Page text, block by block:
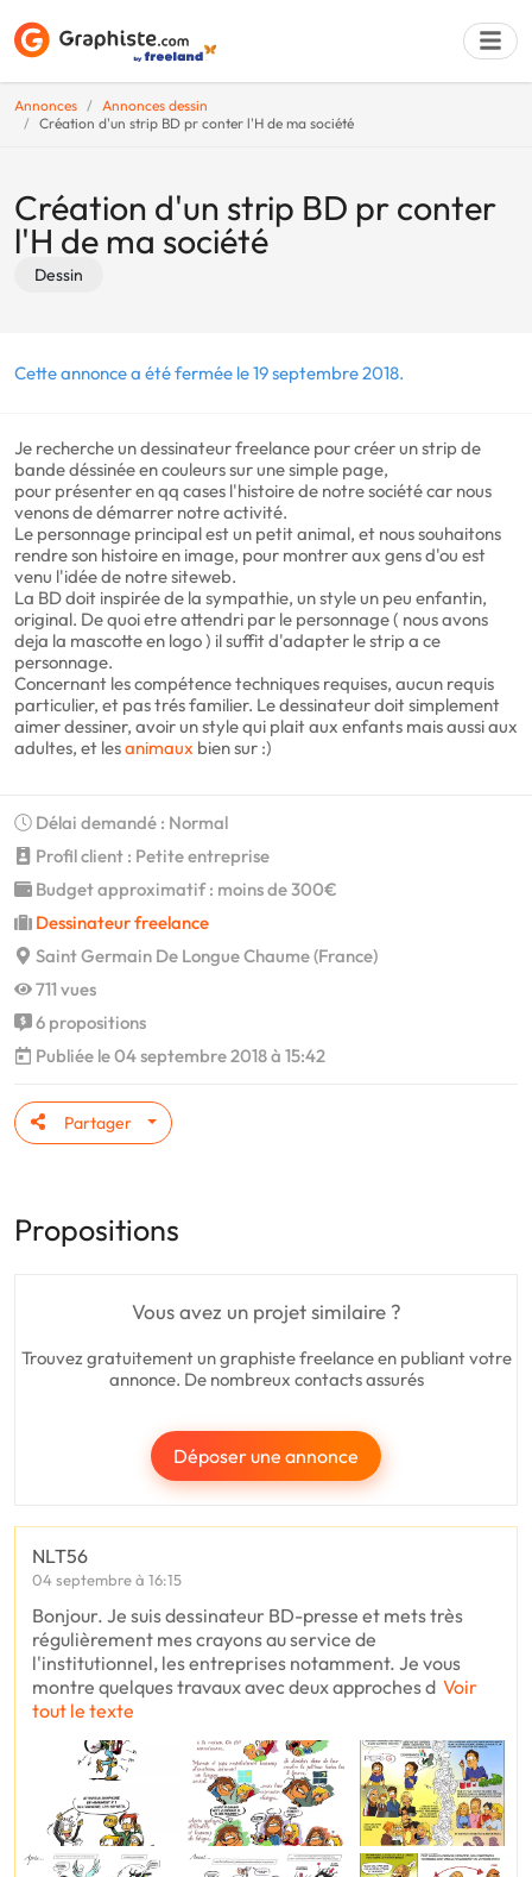
Annonces
Annonces dessin
Création d'un strip BD pr conter l'H de ma société
Création d'un strip BD pr conter
l'H de ma société
Dessin
Cette annonce a été fermée le 19 septembre 2018.
Je recherche un dessinateur freelance pour créer un strip de
bande déssinée en couleurs sur une simple page,
pour présenter en qq cases l'histoire de notre société car nous
venons de démarrer notre activité.
Le personnage principal est un petit animal, et nous souhaitons
rendre son histoire en image, pour montrer aux gens d'ou est
venu l'idée de notre siteweb.
La BD doit inspirée de la sympathie, un style un peu enfantin,
original. De quoi etre attendri par le personnage ( nous avons
deja la mascotte en logo ) il suffit d'adapter le strip a ce
personnage.
Concernant les compétence techniques requises, aucun requis
particulier, et pas trés familier. Le dessinateur doit simplement
aimer dessiner, avoir un style qui plait aux enfants mais aussi aux
adultes, et lesanimaux bien sur :)
Délai demandé : Normal
Profil client : Petite entreprise
Budget approximatif : moins de 300€
Dessinateur freelance
Saint Germain De Longue Chaume (France)
711 vues
6 propositions
Publiée le 04 septembre 2018 à 15:42
Partager
Propositions
Vous avez un projet similaire ?
Trouvez gratuitement un graphiste freelance en publiant votre
annonce. De nombreux contacts assurés
Déposer une annonce
NLT56
04 septembre à 16:15
Bonjour. Je suis dessinateur BD-presse et mets très
régulièrement mes crayons au service de
l'institutionnel, les entreprises notamment. Je vous
montre quelques travaux avec deux approches d Voir
tout le texte